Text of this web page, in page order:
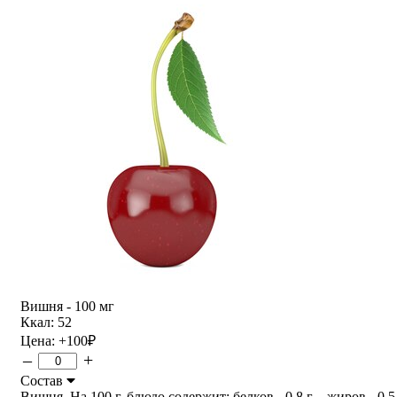
Вишня - 100 мг
Ккал: 52
Цена: +100₽
– +
Состав